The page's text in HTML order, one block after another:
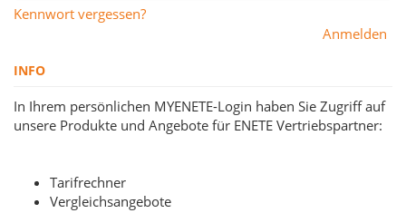
Kennwort vergessen?
INFO
In Ihrem persönlichen MYENETE-Login haben Sie Zugriff auf
unsere Produkte und Angebote für ENETE Vertriebspartner:
Tarifrechner
Vergleichsangebote